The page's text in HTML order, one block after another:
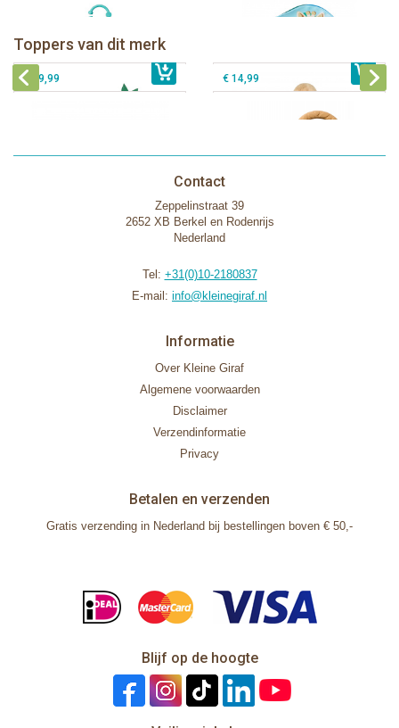
Toppers van dit merk
Sophie de giraf Rollin' speelrol IEUF
€ 26,99
Sophie de giraf Baby Seat & Play
IEUF
Sophie de giraf Activity Wheel
€ 39,99 € 14,99
Contact
Zeppelinstraat 39
2652 XB Berkel en Rodenrijs
Nederland
Tel: +31(0)10-2180837
E-mail: info@kleinegiraf.nl
Informatie
Over Kleine Giraf
Algemene voorwaarden
Disclaimer
Verzendinformatie
Privacy
Betalen en verzenden
Gratis verzending in Nederland bij bestellingen boven € 50,-
Blijf op de hoogte